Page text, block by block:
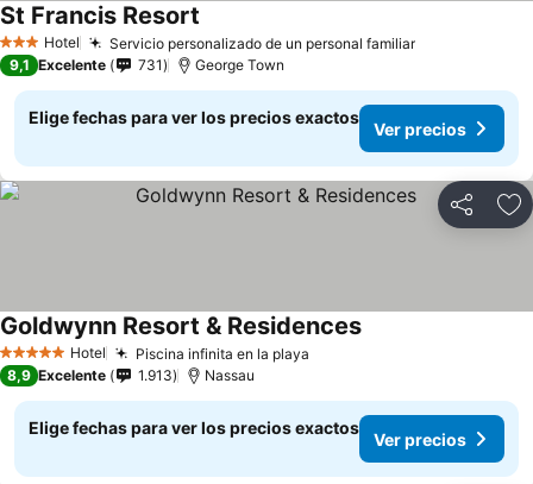
3 Estrellas
Hotel Servicio personalizado de un personal familiar
St Francis Resort
9,1 Excelente 731 George Town
Elige fechas para ver los precios exactos
Ver precios
Compartir
5 Estrellas Hotel Piscina infinita en la playa
Goldwynn Resort & Residences
8,9 Excelente 1.913 Nassau
Elige fechas para ver los precios exactos
Ver precios